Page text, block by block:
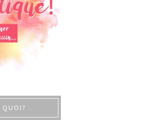
QUOI?